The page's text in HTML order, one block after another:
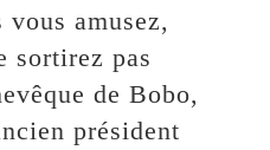
amusez,
sortirez pas
de Bobo,
président